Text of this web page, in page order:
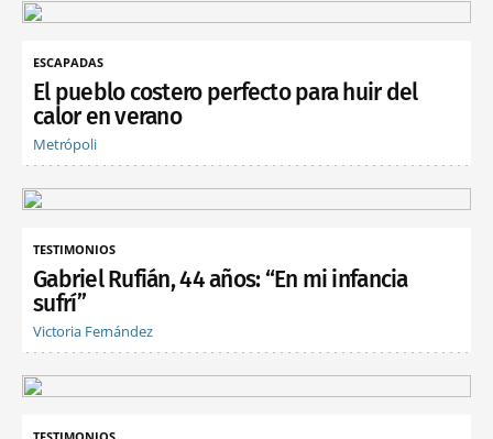
ESCAPADAS
El pueblo costero perfecto para huir del
calor en verano
Metrópoli
TESTIMONIOS
Gabriel Rufián, 44 años: “En mi infancia
sufrí”
Victoria Fernández